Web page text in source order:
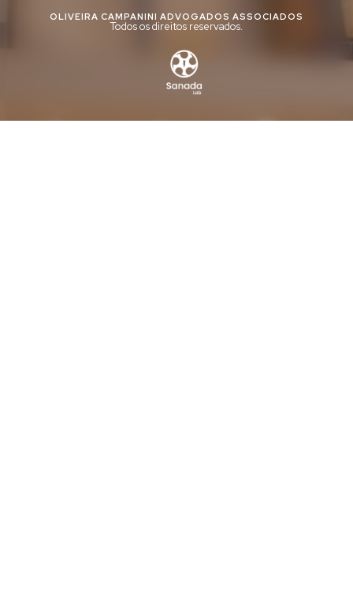
OLIVEIRA CAMPANINI ADVOGADOS ASSOCIADOS
Todos os direitos reservados.